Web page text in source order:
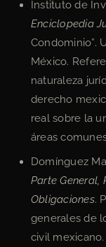
Instituto de
Enciclopedia
Condominio”.
México.
naturaleza
derecho
real sobre la
áreas
Domínguez
Parte General,
Obligaciones.
generales de
civil mexicano.